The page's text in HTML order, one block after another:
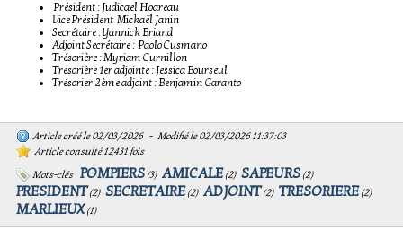
Président : Judicael Hoareau
Vice Président Mickaël Janin
Secrétaire : Yannick Briand
Adjoint Secrétaire : Paolo Cusmano
Trésorière : Myriam Curnillon
Trésorière 1er adjointe : Jessica Bourseul
Trésorier 2ème adjoint : Benjamin Garanto
Article créé le 02/03/2026 - Modifié le 02/03/2026 11:37:03
Article consulté 12431 fois
Mots-clés
POMPIERS (3) AMICALE (2) SAPEURS (2)
PRESIDENT(2) SECRETAIRE (2) ADJOINT(2) TRESORIERE (2)
MARLIEUX(1)